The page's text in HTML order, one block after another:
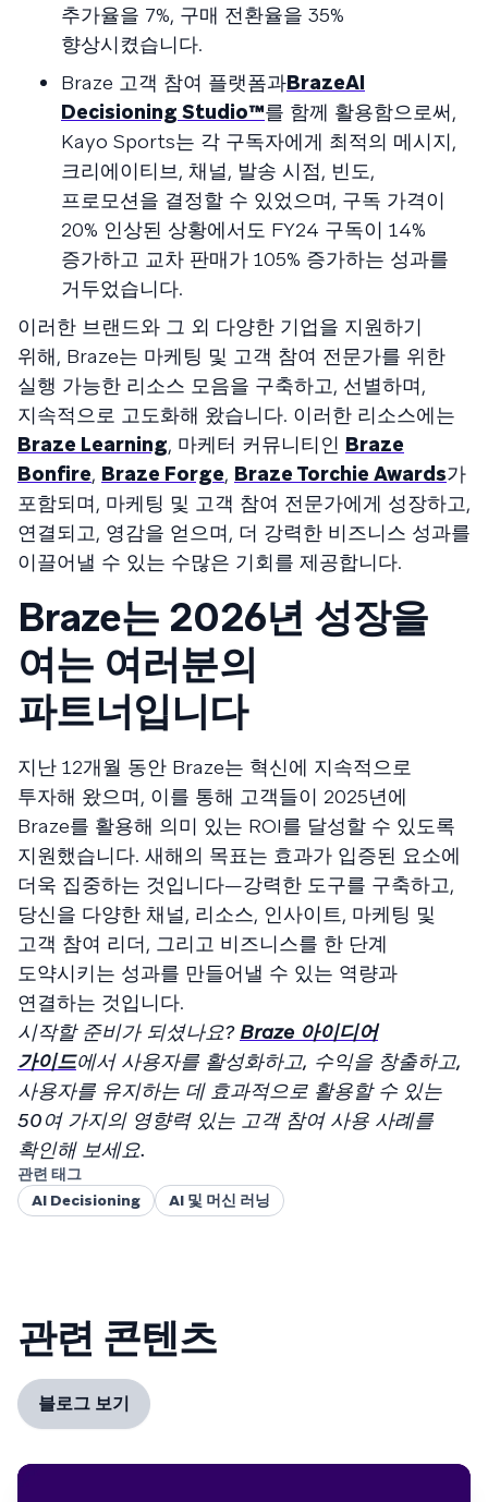
추가율을 7%, 구매 전환율을 35%
향상시켰습니다.
Braze 고객 참여 플랫폼과BrazeAI
Decisioning Studio™를 함께 활용함으로써,
Kayo Sports는 각 구독자에게 최적의 메시지,
크리에이티브, 채널, 발송 시점, 빈도,
프로모션을 결정할 수 있었으며, 구독 가격이
20% 인상된 상황에서도 FY24 구독이 14%
증가하고 교차 판매가 105% 증가하는 성과를
거두었습니다.
이러한 브랜드와 그 외 다양한 기업을 지원하기
위해, Braze는 마케팅 및 고객 참여 전문가를 위한
실행 가능한 리소스 모음을 구축하고, 선별하며,
지속적으로 고도화해 왔습니다. 이러한 리소스에는
Braze Learning, 마케터 커뮤니티인 Braze
Bonfire, Braze Forge, Braze Torchie Awards가
포함되며, 마케팅 및 고객 참여 전문가에게 성장하고,
연결되고, 영감을 얻으며, 더 강력한 비즈니스 성과를
이끌어낼 수 있는 수많은 기회를 제공합니다.
Braze는 2026년 성장을
여는 여러분의
파트너입니다
지난 12개월 동안 Braze는 혁신에 지속적으로
투자해 왔으며, 이를 통해 고객들이 2025년에
Braze를 활용해 의미 있는 ROI를 달성할 수 있도록
지원했습니다. 새해의 목표는 효과가 입증된 요소에
더욱 집중하는 것입니다—강력한 도구를 구축하고,
당신을 다양한 채널, 리소스, 인사이트, 마케팅 및
고객 참여 리더, 그리고 비즈니스를 한 단계
도약시키는 성과를 만들어낼 수 있는 역량과
연결하는 것입니다.
시작할 준비가 되셨나요? Braze 아이디어
가이드에서 사용자를 활성화하고, 수익을 창출하고,
사용자를 유지하는 데 효과적으로 활용할 수 있는
50여 가지의 영향력 있는 고객 참여 사용 사례를
확인해 보세요.
관련 태그
AI Decisioning
AI 및 머신 러닝
관련 콘텐츠
블로그 보기